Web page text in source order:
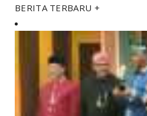
BERITA TERBARU +